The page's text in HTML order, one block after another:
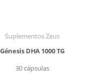
Suplementos Zeus
Génesis DHA 1000 TG
30 cápsulas